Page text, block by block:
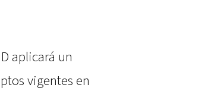
aplicará un
vigentes en